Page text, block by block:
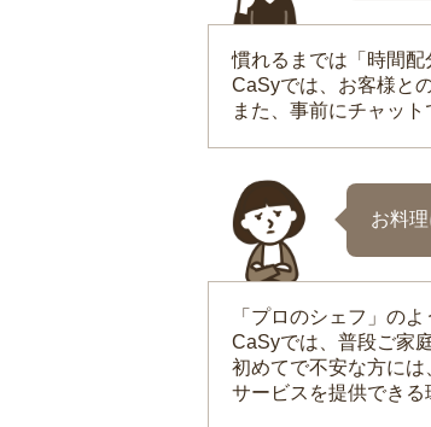
慣れるまでは「時間配
CaSyでは、お客様と
また、事前にチャッ
お料
「プロのシェフ」の
CaSyでは、普段ご家
初めてで不安な方に
サービスを提供できる